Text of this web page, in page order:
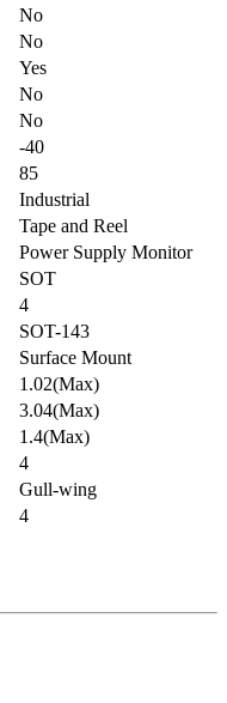
No
No
Yes
No
No
-40
85
Industrial
Tape and Reel
Power Supply Monitor
SOT
4
SOT-143
Surface Mount
1.02(Max)
3.04(Max)
1.4(Max)
4
Gull-wing
4